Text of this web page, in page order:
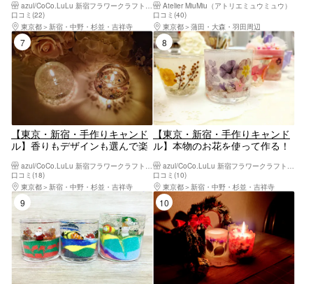
体験 ハンドメイド ものづく
り 女子会や親子で楽しめます
azul/CoCo.LuLu 新宿フラワークラフト体験工房
口コミ(22)
東京都
新宿・中野・杉並・吉祥寺
Atelier MiuMiu（アトリエミュウミュウ）
口コミ(40)
東京都
蒲田・大森・羽田周辺
7位
【東京・新宿・手作りキャンド
ル】香りもデザインも選んで楽
ドル制作
azul/CoCo.LuLu 新宿フラワークラフト体験工房
口コミ(18)
東京都
新宿・中野・杉並・吉祥寺
8位
【東京・新宿・手作りキャンド
ル】本物のお花を使って作る！
作 女子会、親子体験、デート
に最適♪（ハンドメイド、もの
づくり、企業イベント、出張イ
ベント可能）
azul/CoCo.LuLu 新宿フラワークラフト体験工房
口コミ(10)
東京都
新宿・中野・杉並・吉祥寺
10位